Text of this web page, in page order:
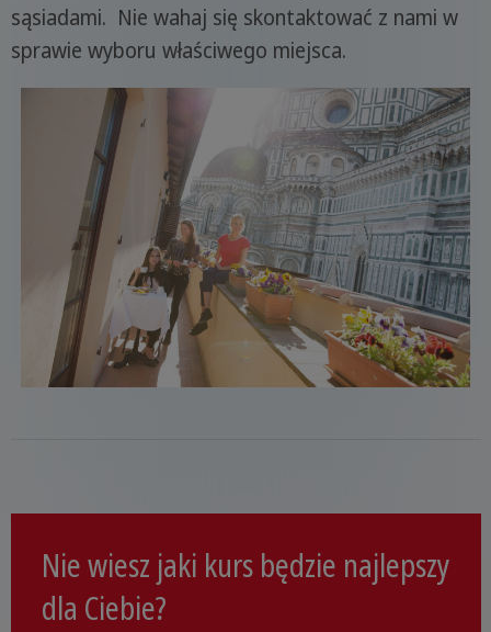
sąsiadami. Nie wahaj się skontaktować z nami w
sprawie wyboru właściwego miejsca.
Nie wiesz jaki kurs będzie najlepszy
dla Ciebie?